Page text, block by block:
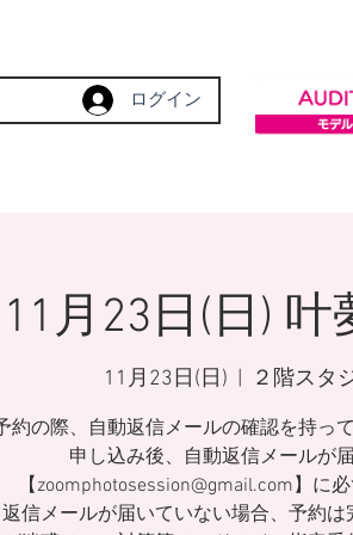
ログイン
11月23日(日) 叶
11月23日(日) ２階スタ
の際、自動返信メールの確認を持っ
申し込み後、自動返信メールが
【zoomphotosession@gmail.com】に
返信メールが届いていない場合、予約は